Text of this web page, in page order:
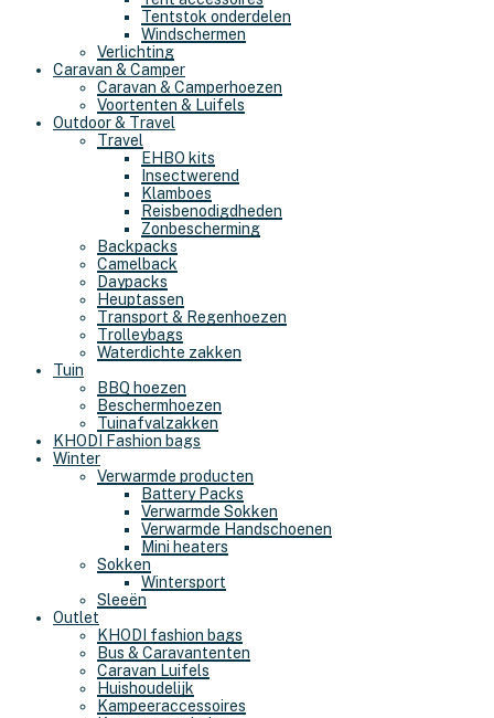
Tentstok onderdelen
Windschermen
Verlichting
Caravan & Camper
Caravan & Camperhoezen
Voortenten & Luifels
Outdoor & Travel
Travel
EHBO kits
Insectwerend
Klamboes
Reisbenodigdheden
Zonbescherming
Backpacks
Camelback
Daypacks
Heuptassen
Transport & Regenhoezen
Trolleybags
Waterdichte zakken
Tuin
BBQ hoezen
Beschermhoezen
Tuinafvalzakken
KHODI Fashion bags
Winter
Verwarmde producten
Battery Packs
Verwarmde Sokken
Verwarmde Handschoenen
Mini heaters
Sokken
Wintersport
Sleeën
Outlet
KHODI fashion bags
Bus & Caravantenten
Caravan Luifels
Huishoudelijk
Kampeeraccessoires